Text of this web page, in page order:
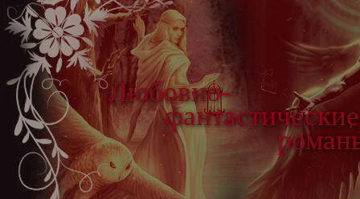
Любовно-
фантастические